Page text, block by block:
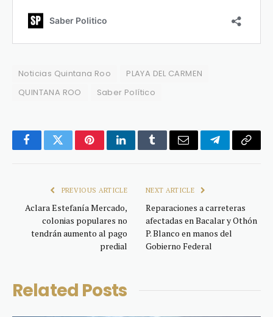
Noticias Quintana Roo
PLAYA DEL CARMEN
QUINTANA ROO
Saber Político
FacebookTwitterPinterestLinkedInTumblrEmail TelegramCopy
PREVIOUS ARTICLE
Aclara Estefanía Mercado,
colonias populares no
tendrán aumento al pago
predial
NEXT ARTICLE
Reparaciones a carreteras
afectadas en Bacalar y Othón
P. Blanco en manos del
Gobierno Federal
Related Posts